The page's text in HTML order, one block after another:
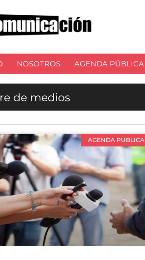
NOSOTROS AGENDA PÚBLICA
de medios
AGENDA PUBLICA